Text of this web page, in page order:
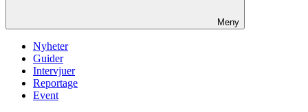
Meny
Nyheter
Guider
Intervjuer
Reportage
Event